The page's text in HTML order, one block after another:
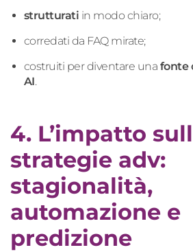
strutturati in modo chiaro;
corredati da FAQ mirate;
costruiti per diventare una fonte
AI.
4. L’impatto
strategie adv:
stagionalità,
automazione e
predizione